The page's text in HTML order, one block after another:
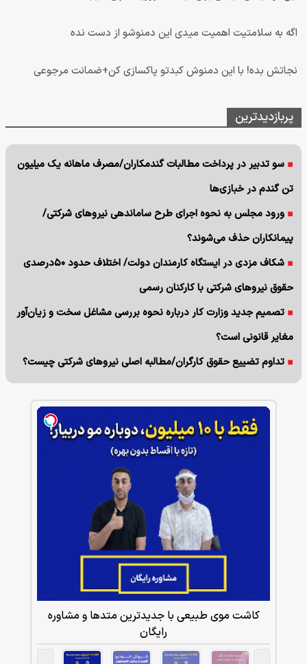
اگه به سلامتیت اهمیت میدی این دمنوشو از دست نده
نجاتش بده! با این دمنوش کبدتو پاکسازی کن+ضمانت مرجوعی
پربازدیدترین
سو تدبیر در پرداخت مطالبات گندمکاران/مصرف ماهانه یک میلیون
تن گندم در خبازی‌ها
ورود مجلس به نحوه اجرای طرح ساماندهی نیروهای شرکتی/
پیمانکاران حذف می‌شوند؟
شکاف مزدی در ایستگاه کارمندان دولت/ اختلاف حدود ۵۰درصدی
حقوق نیروهای شرکتی با کارکنان رسمی
تصمیم جدید وزارت کار درباره نحوه بررسی مشاغل سخت و زیان‌آور
مغایر قانونی است؟
تداوم تضییع حقوق کارگران/مطالبه اصلی نیروهای شرکتی چیست؟
کاشت موی طبیعی با جدیدترین متدها و مشاوره
رایگان